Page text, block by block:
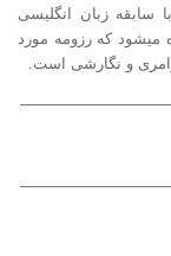
سابقه زبان انگلیسی
میشود که رزومه مورد
و نگارشی است.